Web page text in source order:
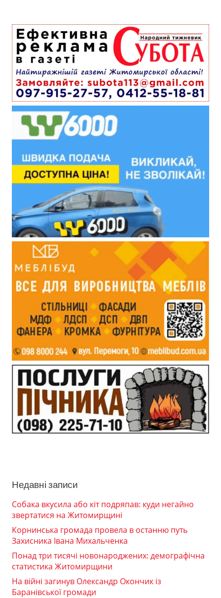
Недавні записи
Собака вкусила або кіт подряпав: куди негайно
звертатися на Житомирщині
Корнинська громада провела в останню путь
Захисника Івана Михальченка
Понад три тисячі новонароджених: демографічна
статистика Житомирщини
На війні загинув Олександр Окончик із
Баранівської громади